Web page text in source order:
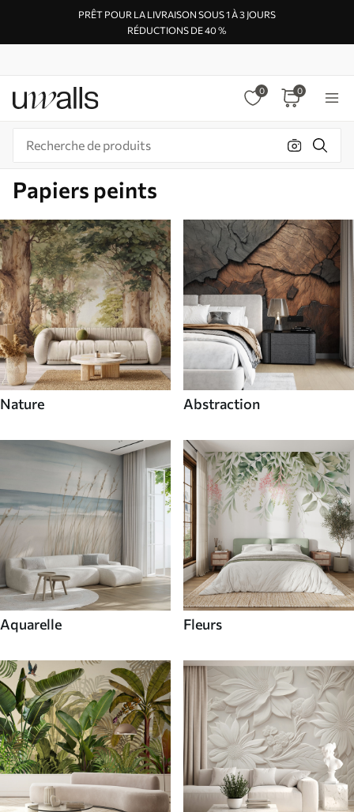
PRÊT POUR LA LIVRAISON SOUS 1 À 3 JOURS
RÉDUCTIONS DE 40 %
0 0
Papiers peints
Nature Abstraction
Aquarelle Fleurs